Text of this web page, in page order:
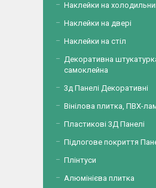
Наклейки на
Наклейки на двері
Наклейки на стіл
Декоративна
самоклейна
3д Панелі Декоративні
Вінілова плитка, ПВХ-
Пластикові 3Д Панелі
Підлогове покриття
Плінтуси
Алюмінієва плитка